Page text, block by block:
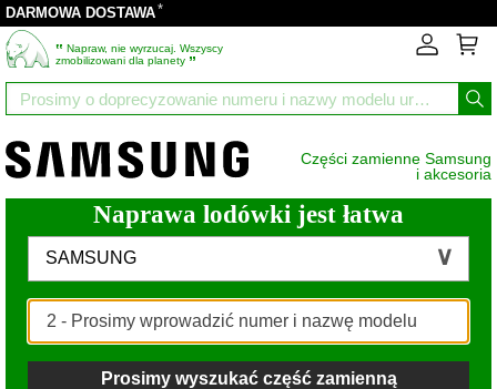
DARMOWA DOSTAWA*
‟ Napraw, nie wyrzucaj. Wszyscy
zmobilizowani dla planety ”
Części zamienne Samsung
i akcesoria
Naprawa lodówki jest łatwa
SAMSUNG
Prosimy wyszukać część zamienną